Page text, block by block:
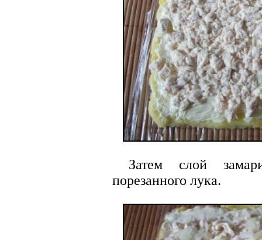
Затем слой
порезанного лука.